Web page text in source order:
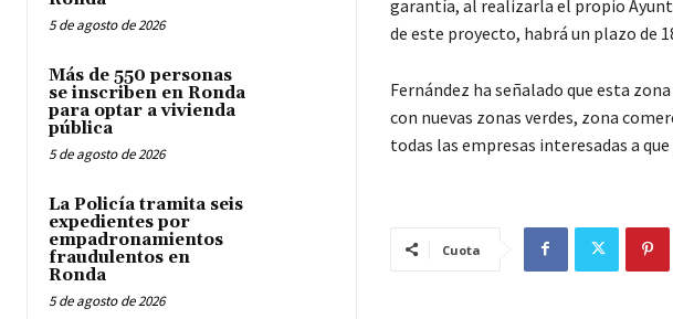
5 de agosto de 2026
Más de 550 personas
se inscriben en Ronda
para optar a vivienda
pública
5 de agosto de 2026
La Policía tramita seis
expedientes por
empadronamientos
fraudulentos en
Ronda
5 de agosto de 2026
garantía, al realizarla el propio
de este proyecto, habrá un plazo de
Fernández ha señalado que esta
con nuevas zonas verdes, zona
todas las empresas interesadas a
Cuota